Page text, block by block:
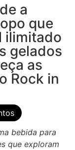
a
que
ilimitado
gelados
as
Rock in
bebida para
que exploram